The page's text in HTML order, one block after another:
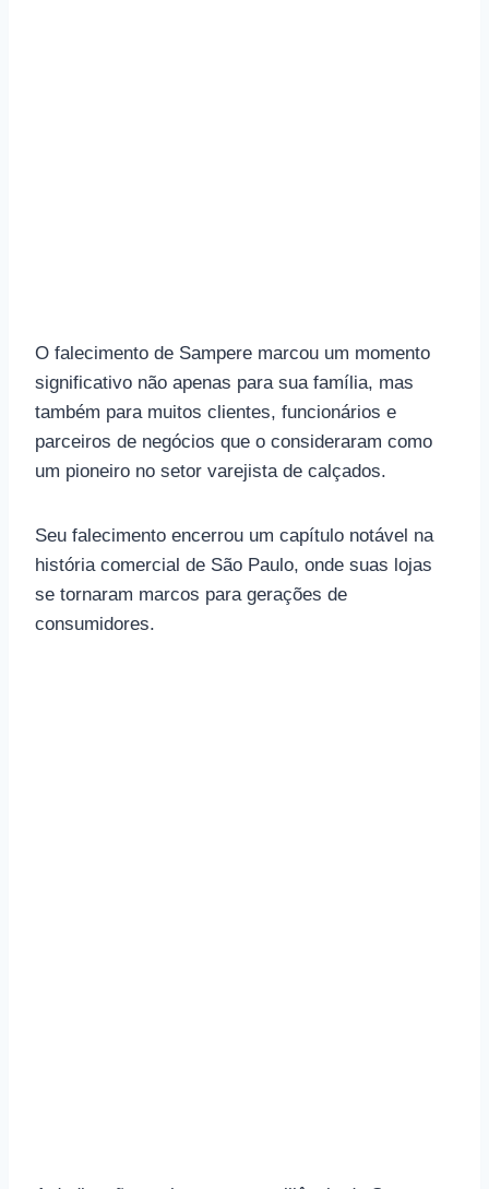
O falecimento de Sampere marcou um momento
significativo não apenas para sua família, mas
também para muitos clientes, funcionários e
parceiros de negócios que o consideraram como
um pioneiro no setor varejista de calçados.
Seu falecimento encerrou um capítulo notável na
história comercial de São Paulo, onde suas lojas
se tornaram marcos para gerações de
consumidores.